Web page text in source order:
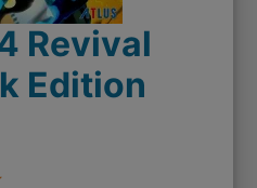
Revival
Edition